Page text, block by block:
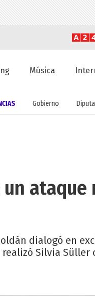
Música
Gobierno
un
dialogó en
realizó Silvia Süller